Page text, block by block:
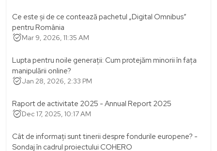
Ce este și de ce contează pachetul „Digital Omnibus”
pentru România
alarm_onMar 9, 2026, 11:35 AM
Lupta pentru noile generații: Cum protejăm minorii în fața
manipulării online?
alarm_onJan 28, 2026, 2:33 PM
Raport de activitate 2025 - Annual Report 2025
alarm_onDec 17, 2025, 10:17 AM
Cât de informați sunt tinerii despre fondurile europene? -
Sondaj în cadrul proiectului COHERO